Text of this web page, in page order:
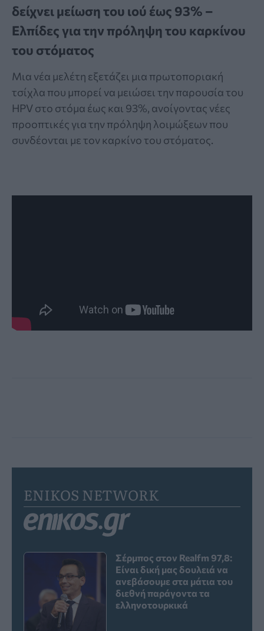
δείχνει μείωση του ιού έως 93% –
Ελπίδες για την πρόληψη του καρκίνου
του στόματος
Μια νέα μελέτη εξετάζει μια πρωτοποριακή
τσίχλα που μπορεί να μειώσει την παρουσία του
HPV στο στόμα έως και 93%, ανοίγοντας νέες
προοπτικές για την πρόληψη λοιμώξεων που
συνδέονται με τον καρκίνο του στόματος.
ENIKOS NETWORK
Σέρμπος στον Realfm 97,8:
Είναι δική μας δουλειά να
ανεβάσουμε στα μάτια του
διεθνή παράγοντα τα
ελληνοτουρκικά